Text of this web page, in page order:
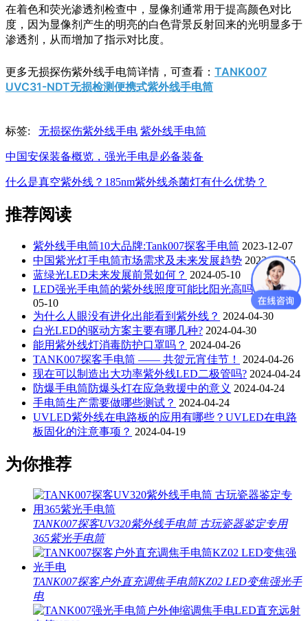
在着色和荧光渗透剂检查中，显像剂通常用于提高颜色对比
度，因为显像剂产生的明亮的白色背景反射回来的光明显多于
渗透剂，从而增加了指示对比度。
更多无损探伤紫外线手电筒详情，可查看： TANK007
UVC31-NDT无损检测便携式紫外线手电筒
标签: 无损探伤紫外线手电 紫外线手电筒
中国安保装备概览，强光手电是必备装备
什么是真空紫外线？185nm紫外线杀菌灯有什么优势？
推荐阅读
紫外线手电筒10大品牌:Tank007探客手电筒 2023-12-07
中国紫光灯手电筒市场需求及未来发展趋势 2023-11-15
蓝绿光LED未来发展前景如何？ 2024-05-10
LED强光手电筒的紫外线照度可能比阳光高吗？ 2024-
05-10
为什么人眼没有进化出能看到紫外线？ 2024-04-30
白光LED的驱动方案主要有哪几种? 2024-04-30
能用紫外线灯消毒防护口罩吗？ 2024-04-26
TANK007探客手电筒 —— 共贺元宵佳节！
2024-04-26
现在可以制造出大功率紫外线LED二极管吗? 2024-04-24
防爆手电筒防爆头灯在应急救援中的意义 2024-04-24
手电筒生产需要做哪些测试？ 2024-04-24
UVLED紫外线在电路板的应用有哪些？UVLED在电路
板固化的注意事项？ 2024-04-19
为你推荐
TANK007探客UV320紫外线手电筒 古玩瓷器鉴定专用
365紫光手电筒
TANK007探客户外直充调焦手电筒KZ02 LED变焦强光手
电